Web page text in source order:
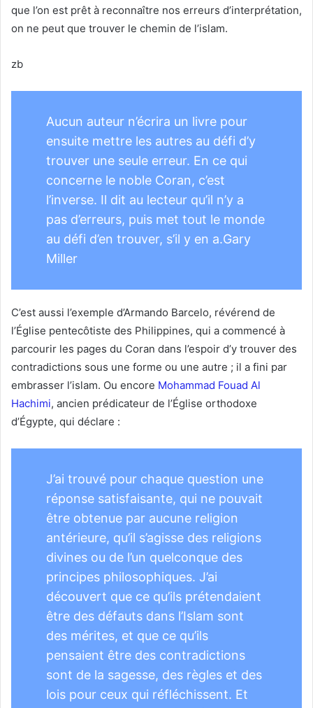
que l’on est prêt à reconnaître nos erreurs d’interprétation,
on ne peut que trouver le chemin de l’islam.
zb
Aucun auteur n’écrira un livre pour
ensuite mettre les autres au défi d’y
trouver une seule erreur. En ce qui
concerne le noble Coran, c’est
l’inverse. Il dit au lecteur qu’il n’y a
pas d’erreurs, puis met tout le monde
au défi d’en trouver, s’il y en a.Gary
Miller
C’est aussi l’exemple d’Armando Barcelo, révérend de
l’Église pentecôtiste des Philippines, qui a commencé à
parcourir les pages du Coran dans l’espoir d’y trouver des
contradictions sous une forme ou une autre ; il a fini par
embrasser l’islam. Ou encore Mohammad Fouad Al
Hachimi, ancien prédicateur de l’Église orthodoxe
d’Égypte, qui déclare :
J’ai trouvé pour chaque question une
réponse satisfaisante, qui ne pouvait
être obtenue par aucune religion
antérieure, qu’il s’agisse des religions
divines ou de l’un quelconque des
principes philosophiques. J’ai
découvert que ce qu’ils prétendaient
être des défauts dans l’Islam sont
des mérites, et que ce qu’ils
pensaient être des contradictions
sont de la sagesse, des règles et des
lois pour ceux qui réfléchissent. Et